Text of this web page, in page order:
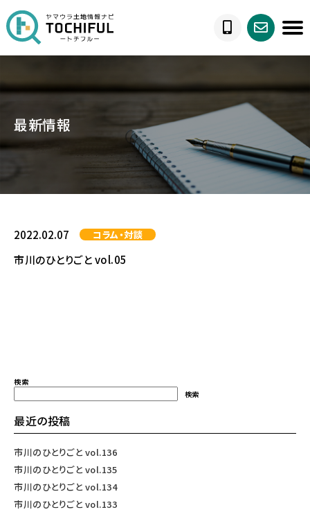
最新情報
2022.02.07 コラム・対談
市川のひとりごと vol.05
検索
検索
最近の投稿
市川のひとりごと vol.136
市川のひとりごと vol.135
市川のひとりごと vol.134
市川のひとりごと vol.133